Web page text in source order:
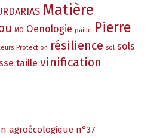
Matière
MO Oenologie paille Pierre
Protection résilience sol sols
taille vinification
agroécologique n°37